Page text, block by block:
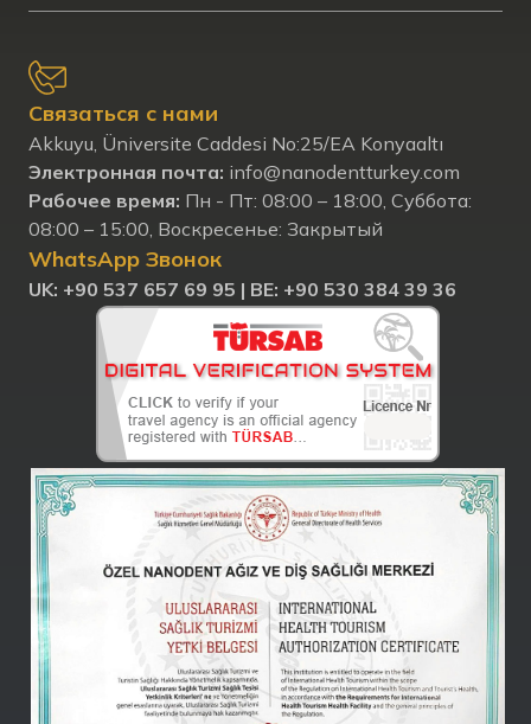
Связаться с нами
Akkuyu, Üniversite Caddesi No:25/EA Konyaaltı
Электронная почта: info@nanodentturkey.com
Рабочее время: Пн - Пт: 08:00 – 18:00, Суббота:
08:00 – 15:00, Воскресенье: Закрытый
WhatsApp Звонок
UK: +90 537 657 69 95 | BE: +90 530 384 39 36
Nanodent
Centre